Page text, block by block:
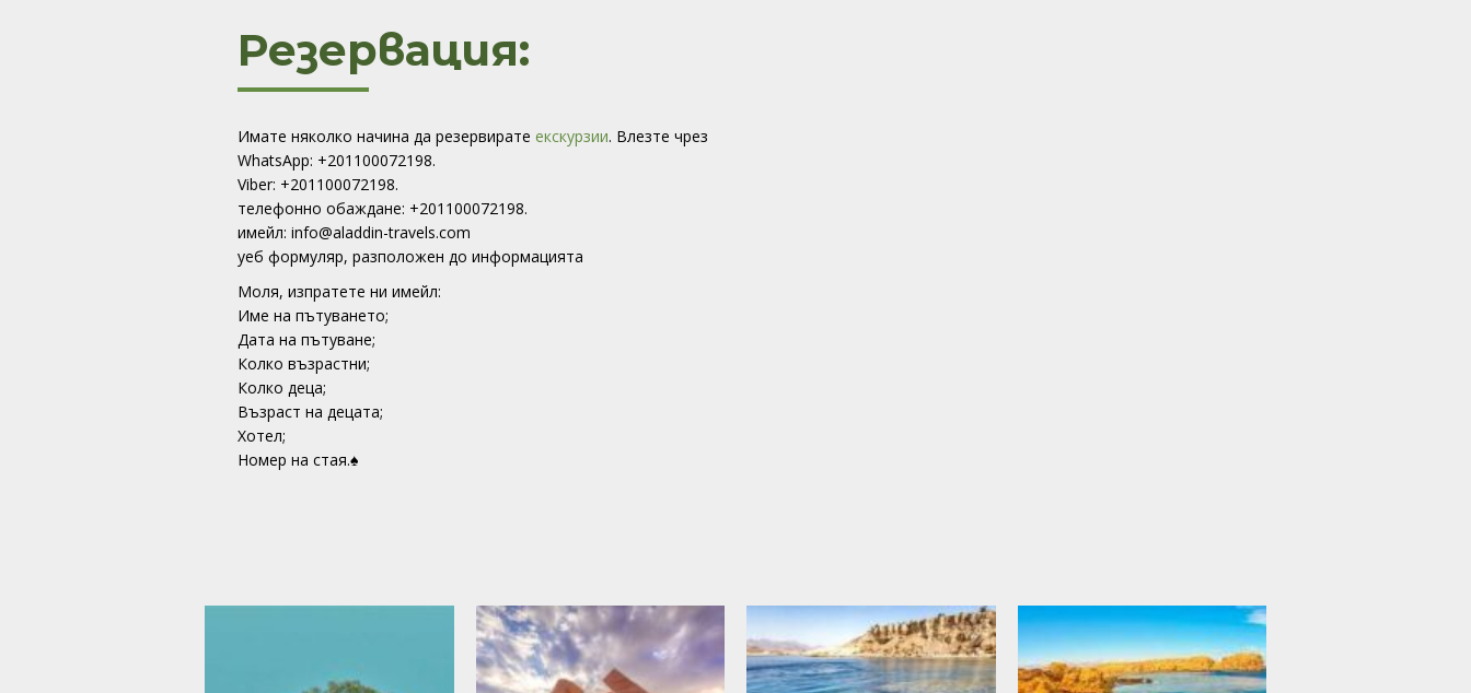
Резервация:
Имате няколко начина да резервирате екскурзии. Влезте чрез
WhatsApp: +201100072198.
Viber: +201100072198.
телефонно обаждане: +201100072198.
имейл: info@aladdin-travels.com
уеб формуляр, разположен до информацията
Моля, изпратете ни имейл:
Име на пътуването;
Дата на пътуване;
Колко възрастни;
Колко деца;
Възраст на децата;
Хотел;
Номер на стая.♠